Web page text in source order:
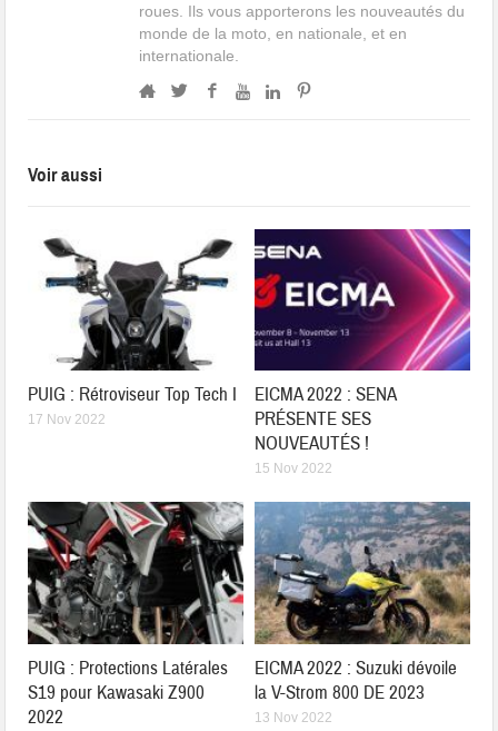
roues. Ils vous apporterons les nouveautés du
monde de la moto, en nationale, et en
internationale.
Voir aussi
PUIG : Rétroviseur Top Tech I
17 Nov 2022
EICMA 2022 : SENA
PRÉSENTE SES
NOUVEAUTÉS !
15 Nov 2022
PUIG : Protections Latérales
S19 pour Kawasaki Z900
2022
EICMA 2022 : Suzuki dévoile
la V-Strom 800 DE 2023
13 Nov 2022